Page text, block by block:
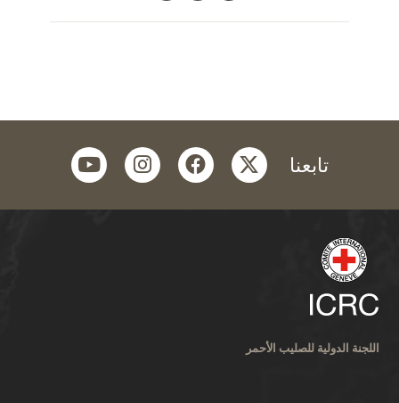
تابعنا twitter
facebook
instagram
youtube
اللجنة الدولية للصليب الأحمر